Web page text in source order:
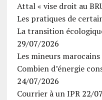
Attal « vise droit au
Les pratiques de
La transition
29/07/2026
Les mineurs
Combien d’énergie
24/07/2026
Courrier à un IPR 22/